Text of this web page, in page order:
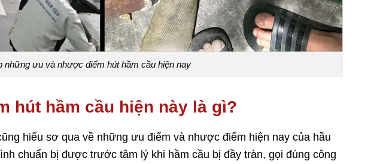
những ưu và nhược điểm hút hầm cầu hiện nay
hút hầm cầu hiện này là gì?
hiểu sơ qua về những ưu điểm và nhược điểm hiện nay của hầu
chuẩn bị được trước tâm lý khi hầm cầu bị đầy tràn, gọi đúng công